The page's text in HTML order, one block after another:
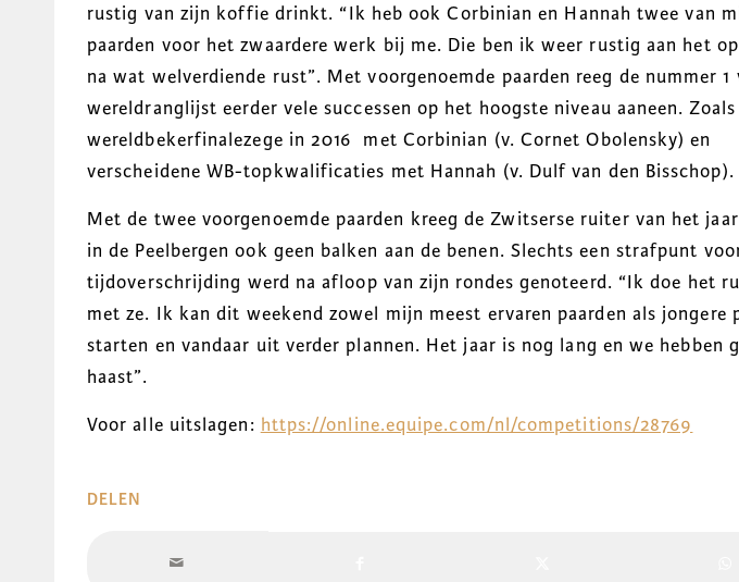
rustig van zijn koffie drinkt. “Ik heb ook Corbinian en Hannah twee van
paarden voor het zwaardere werk bij me. Die ben ik weer rustig aan het
na wat welverdiende rust”. Met voorgenoemde paarden reeg de nummer 1
wereldranglijst eerder vele successen op het hoogste niveau aaneen. Zoals
wereldbekerfinalezege in 2016 met Corbinian (v. Cornet Obolensky) en
verscheidene WB-topkwalificaties met Hannah (v. Dulf van den Bisschop).
Met de twee voorgenoemde paarden kreeg de Zwitserse ruiter van het
in de Peelbergen ook geen balken aan de benen. Slechts een strafpunt
tijdoverschrijding werd na afloop van zijn rondes genoteerd. “Ik doe het
met ze. Ik kan dit weekend zowel mijn meest ervaren paarden als jongere
starten en vandaar uit verder plannen. Het jaar is nog lang en we hebben
haast”.
Voor alle uitslagen: https://online.equipe.com/nl/competitions/28769
DELEN